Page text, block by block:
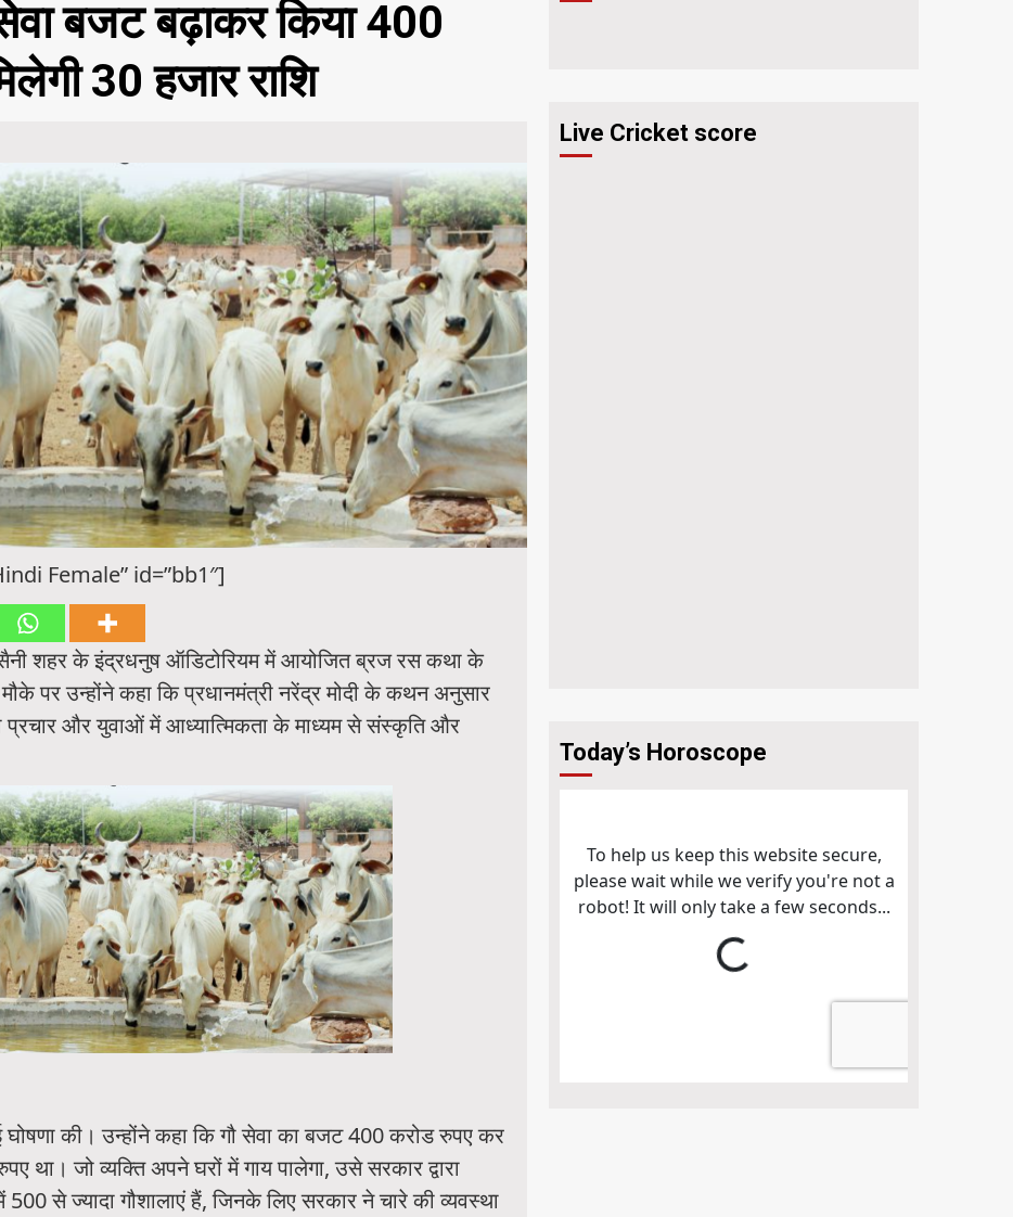
बजट बढ़ाकर किया 400
30 हजार राशि
Female” id=”bb1″]
शहर के इंद्रधनुष ऑडिटोरियम में आयोजित ब्रज रस कथा के
पर उन्होंने कहा कि प्रधानमंत्री नरेंद्र मोदी के कथन अनुसार
प्रचार और युवाओं में आध्यात्मिकता के माध्यम से संस्कृति और
की। उन्होंने कहा कि गौ सेवा का बजट 400 करोड रुपए कर
था। जो व्यक्ति अपने घरों में गाय पालेगा, उसे सरकार द्वारा
से ज्यादा गौशालाएं हैं, जिनके लिए सरकार ने चारे की व्यवस्था
Live Cricket score
Today’s Horoscope